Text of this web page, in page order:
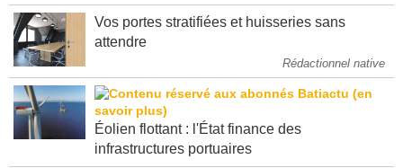
Vos portes stratifiées et huisseries sans
Rédactionnel native
Éolien flottant : l'État finance des